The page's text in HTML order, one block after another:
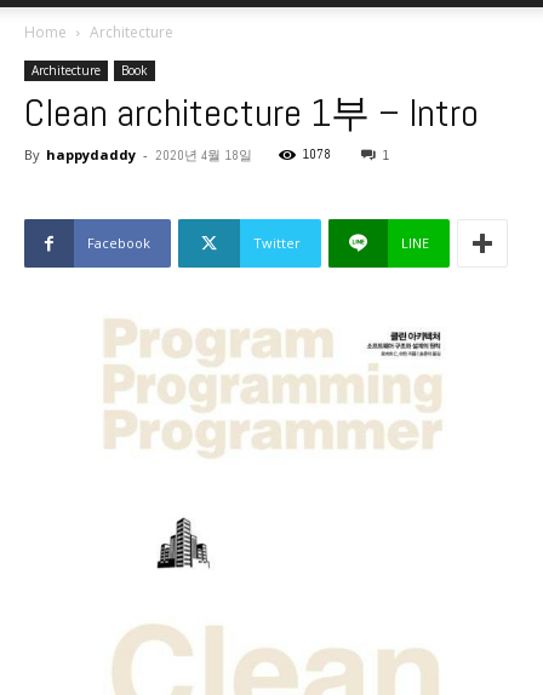
Home Architecture
Architecture Book
Clean architecture 1부 – Intro
By happydaddy - 2020년 4월 18일 1078 1
Facebook Twitter LINE